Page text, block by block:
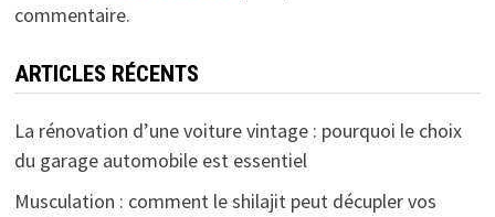
commentaire.
ARTICLES RÉCENTS
La rénovation d’une voiture vintage : pourquoi le choix
du garage automobile est essentiel
Musculation : comment le shilajit peut décupler vos